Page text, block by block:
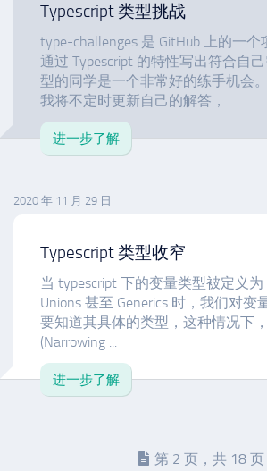
Typescript 类型挑战
type-challenges 是 GitHub 上的一个
通过 Typescript 的特性写出符合自
型的同学是一个非常好的练手机会
我将不定时更新自己的解答，...
进一步了解
2020 年 11 月 29 日
Typescript 类型收窄
当 typescript 下的变量类型被定义为
Unions 甚至 Generics 时，我们对变
要知道其具体的类型，这种情况下
(Narrowing ...
进一步了解
第 2 页，共 18 页